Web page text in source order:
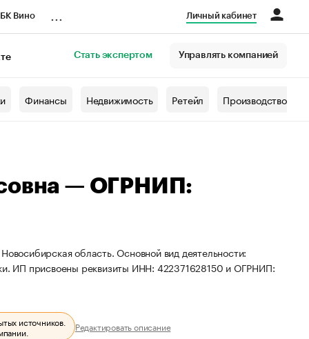
Вино Личный кабинет
Стать экспертом Управлять компанией
Финансы Недвижимость Ретейл Производство
— ОГРНИП:
область. Основной вид деятельности:
ИП присвоены реквизиты ИНН: 422371628150 и ОГРНИП:
источников.
Редактировать описание